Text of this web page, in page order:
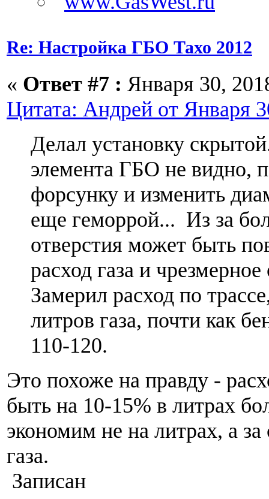
Re: Настройка ГБО Тахо 2012
« Ответ #7 : Января 30,
Цитата: Андрей от Января
Делал установку
элемента ГБО не видно,
форсунку и изменить
еще геморрой... Из за
отверстия может быть
расход газа и
Замерил расход по
литров газа, почти как
110-120.
Это похоже на правду -
быть на 10-15% в литрах
экономим не на литрах, а за
газа.
Записан